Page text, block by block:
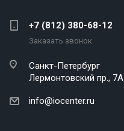
+7 (812) 380-68-12
Заказать звонок
Санкт-Петербург
Лермонтовский пр., 7А
info@iocenter.ru